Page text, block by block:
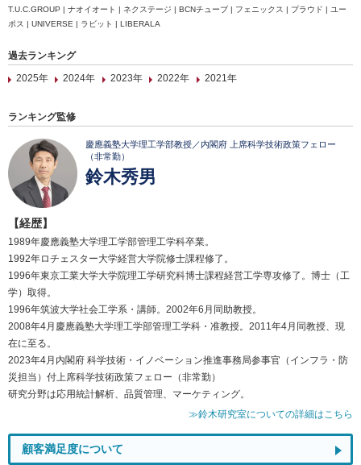
T.U.C.GROUP | ナオイオート | ネクステージ | BCNチューブ | フェニックス | プラウド | ユー
ポス | UNIVERSE | ラビット | LIBERALA
過去ランキング
2025年
2024年 2023年 2022年 2021年
ランキング監修
慶應義塾大学理工学部教授／内閣府 上席科学技術政策フェロー
（非常勤）
鈴木秀男
【経歴】
1989年慶應義塾大学理工学部管理工学科卒業。
1992年ロチェスター大学経営大学院修士課程修了。
1996年東京工業大学大学院理工学研究科博士課程経営工学専攻修了。博士（工
学）取得。
1996年筑波大学社会工学系・講師。2002年6月同助教授。
2008年4月慶應義塾大学理工学部管理工学科・准教授。2011年4月同教授、現
在に至る。
2023年4月内閣府 科学技術・イノベーション推進事務局参事官（インフラ・防
災担当）付上席科学技術政策フェロー（非常勤）
研究分野は応用統計解析、品質管理、マーケティング。
≫鈴木研究室についての詳細はこちら
顧客満足度について